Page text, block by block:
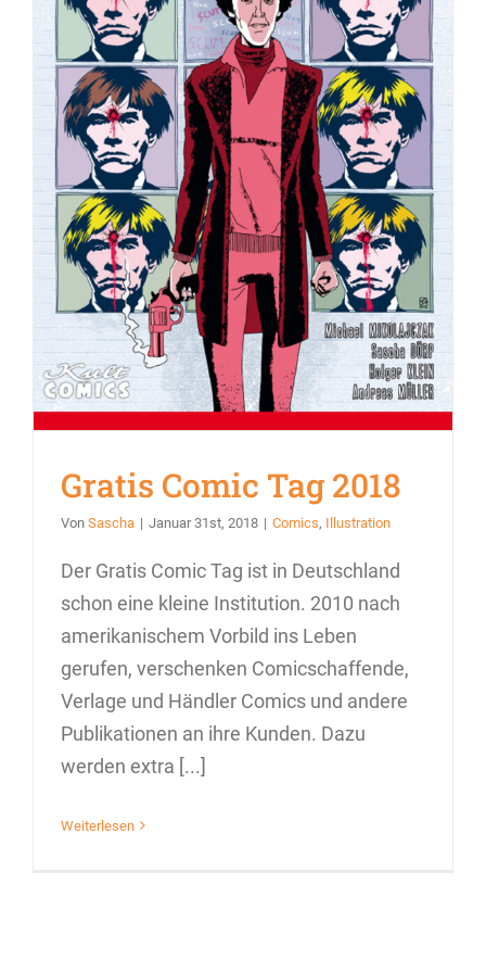
Gratis Comic Tag 2018
Von Sascha | Januar 31st, 2018 | Comics, Illustration
Der Gratis Comic Tag ist in Deutschland
schon eine kleine Institution. 2010 nach
amerikanischem Vorbild ins Leben
gerufen, verschenken Comicschaffende,
Verlage und Händler Comics und andere
Publikationen an ihre Kunden. Dazu
werden extra [...]
Weiterlesen